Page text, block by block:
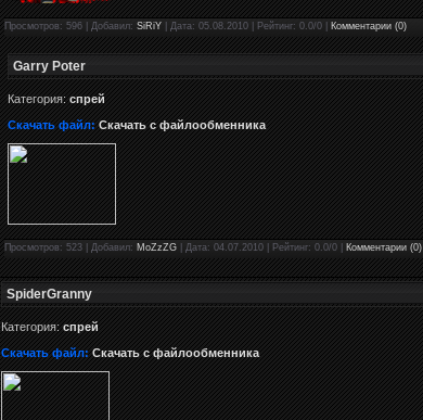
Просмотров: 596 | Добавил: SiRiY | Дата: 05.08.2010 | Рейтинг: 0.0/0 | Комментарии (0)
Garry Poter
Категория:спрей
Скачать файл: Скачать с файлообменника
Просмотров: 523 | Добавил: MoZzZG | Дата: 04.07.2010 | Рейтинг: 0.0/0 | Комментарии (0)
SpiderGranny
Категория:спрей
Скачать файл: Скачать с файлообменника